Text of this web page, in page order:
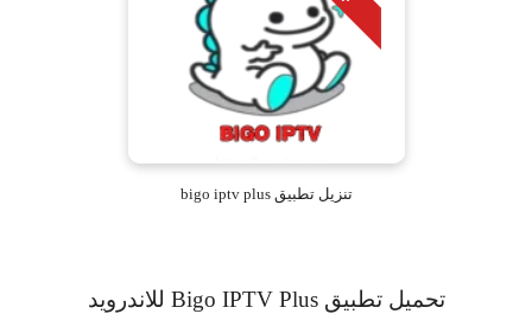
تنزيل تطبيق bigo iptv plus
تحميل تطبيقBigo IPTV Plus للاندرويد